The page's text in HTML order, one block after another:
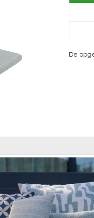
De